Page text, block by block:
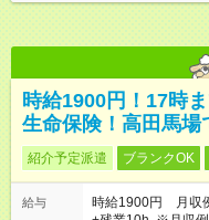
時給1900円！17時
生命保険！高田馬場
紹介予定派遣 ブランクOK
給与
時給1900円 月収